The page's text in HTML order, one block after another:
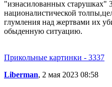
"изнасилованных старушках"
националистической
глумления над жертвами их
обыденную ситуацию.
Прикольные картинки - 3337
Liberman, 2 мая 2023 08:58